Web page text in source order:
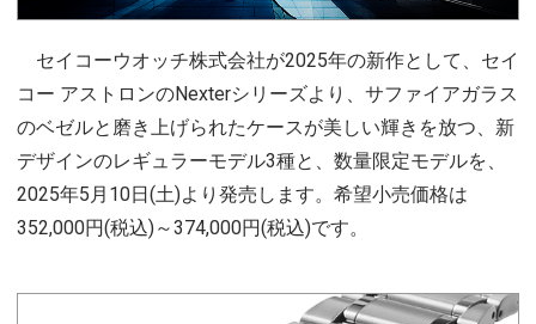
セイコーウオッチ株式会社が2025年の新作として、セイ
コー アストロンのNexterシリーズより、サファイアガラス
のベゼルと磨き上げられたケースが美しい輝きを放つ、新
デザインのレギュラーモデル3種と、数量限定モデルを、
2025年5月10日(土)より発売します。希望小売価格は
352,000円(税込)～374,000円(税込)です。